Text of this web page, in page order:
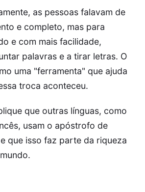
as pessoas falavam de
e completo, mas para
e com mais facilidade,
palavras e a tirar letras. O
uma "ferramenta" que ajuda
troca aconteceu.
que outras línguas, como
usam o apóstrofo de
que isso faz parte da riqueza